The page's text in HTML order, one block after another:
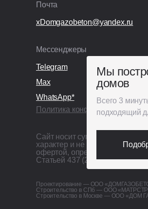
xDomgazobeton@yandex.ru
Почта
Мессенджеры
Telegram
WhatsApp*
Max
Политика
Сайт носит сугубо
характер и не является
офертой, определяемой
Статьей 437 (2) ГК РФ
Проектирование — ООО
Строительство в СПб — ООО
Строительство в Москве — ООО «ДОМ
Всего 3
подходящий
Мы
домов